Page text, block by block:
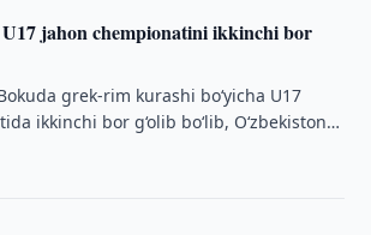
jahon chempionatini ikkinchi bor
grek-rim kurashi bo‘yicha U17
ikkinchi bor g‘olib bo‘lib, O‘zbekiston